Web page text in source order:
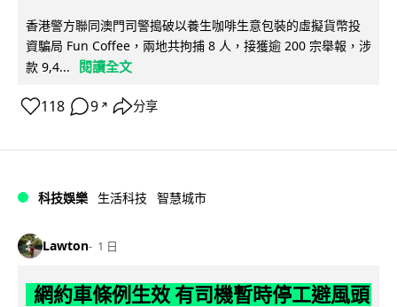
香港警方聯同澳門司警搗破以養生咖啡生意包裝的虛擬貨幣投
資騙局 Fun Coffee，兩地共拘捕 8 人，接獲逾 200 宗舉報，涉
款 9,4...
閱讀全文
118 9 ↗ 分享
科技娛樂 生活科技 智慧城市
Lawton 1 日
網約車條例生效 有司機暫時停工避風頭